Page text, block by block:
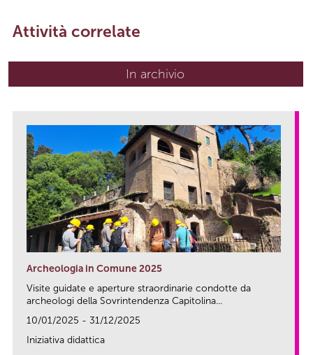
Attività correlate
In archivio
Archeologia in Comune 2025
Visite guidate e aperture straordinarie condotte da
archeologi della Sovrintendenza Capitolina...
10/01/2025 - 31/12/2025
Iniziativa didattica